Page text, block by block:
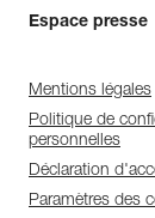
Espace presse
Mentions légales
Politique de
personnelles
Déclaration
Paramètres des